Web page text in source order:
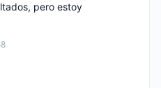
pero estoy